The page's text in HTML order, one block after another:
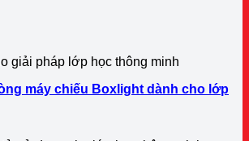
giải pháp lớp học thông minh
máy chiếu Boxlight dành cho lớp